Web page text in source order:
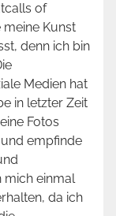
of
Kunst
denn ich bin
Medien hat
in letzter Zeit
Fotos
empfinde
mich einmal
da ich